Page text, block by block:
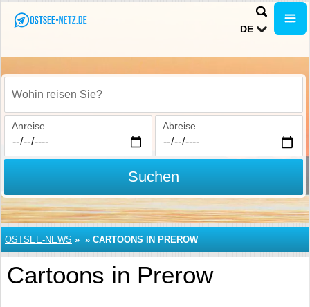
DE
Wohin reisen Sie?
Anreise Abreise
Suchen
OSTSEE-NEWS » » CARTOONS IN PREROW
Cartoons in Prerow